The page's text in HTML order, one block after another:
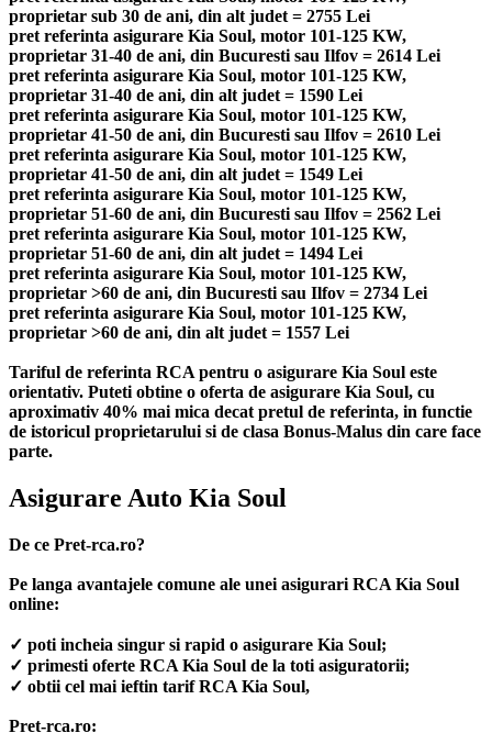
proprietar sub 30 de ani, din alt judet = 2755 Lei
pret referinta asigurare Kia Soul, motor 101-125 KW,
proprietar 31-40 de ani, din Bucuresti sau Ilfov = 2614 Lei
pret referinta asigurare Kia Soul, motor 101-125 KW,
proprietar 31-40 de ani, din alt judet = 1590 Lei
pret referinta asigurare Kia Soul, motor 101-125 KW,
proprietar 41-50 de ani, din Bucuresti sau Ilfov = 2610 Lei
pret referinta asigurare Kia Soul, motor 101-125 KW,
proprietar 41-50 de ani, din alt judet = 1549 Lei
pret referinta asigurare Kia Soul, motor 101-125 KW,
proprietar 51-60 de ani, din Bucuresti sau Ilfov = 2562 Lei
pret referinta asigurare Kia Soul, motor 101-125 KW,
proprietar 51-60 de ani, din alt judet = 1494 Lei
pret referinta asigurare Kia Soul, motor 101-125 KW,
proprietar >60 de ani, din Bucuresti sau Ilfov = 2734 Lei
pret referinta asigurare Kia Soul, motor 101-125 KW,
proprietar >60 de ani, din alt judet = 1557 Lei
Tariful de referinta RCA pentru o asigurare Kia Soul este
orientativ. Puteti obtine o oferta de asigurare Kia Soul, cu
aproximativ 40% mai mica decat pretul de referinta, in functie
de istoricul proprietarului si de clasa Bonus-Malus din care face
parte.
Asigurare Auto Kia Soul
De ce Pret-rca.ro?
Pe langa avantajele comune ale unei asigurari RCA Kia Soul
online:
✓ poti incheia singur si rapid o asigurare Kia Soul;
✓ primesti oferte RCA Kia Soul de la toti asiguratorii;
✓ obtii cel mai ieftin tarif RCA Kia Soul,
Pret-rca.ro: